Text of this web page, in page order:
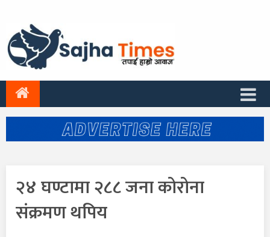
२४ घण्टामा २८८ जना कोरोना
संक्रमण थपिय